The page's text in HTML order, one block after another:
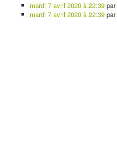
mardi 7 avril 2020 à 22:39 par
mardi 7 avril 2020 à 22:39 par